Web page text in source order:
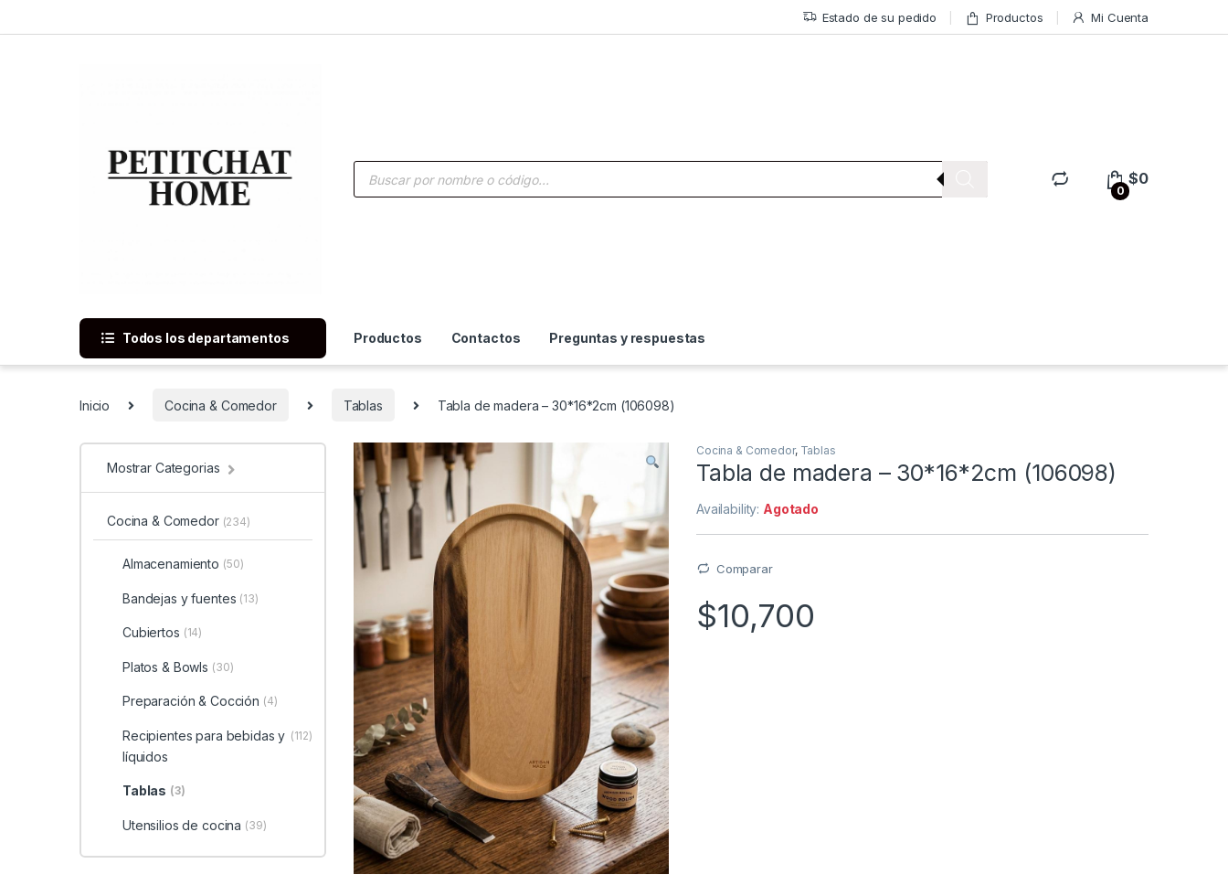
Estado de su pedido Productos Mi Cuenta
Búsqueda de productos
0
$0
Todos los departamentos Productos Contactos Preguntas y respuestas
Inicio Cocina & Comedor Tablas Tabla de madera – 30*16*2cm (106098)
Cocina & Comedor, Tablas
Tabla de madera – 30*16*2cm (106098)
Availability: Agotado
Comparar
$10,700
Mostrar Categorias
Cocina & Comedor (234)
Almacenamiento (50)
Bandejas y fuentes (13)
Cubiertos (14)
Platos & Bowls (30)
Preparación & Cocción (4)
Recipientes para bebidas y
líquidos
(112)
Tablas (3)
Utensilios de cocina (39)